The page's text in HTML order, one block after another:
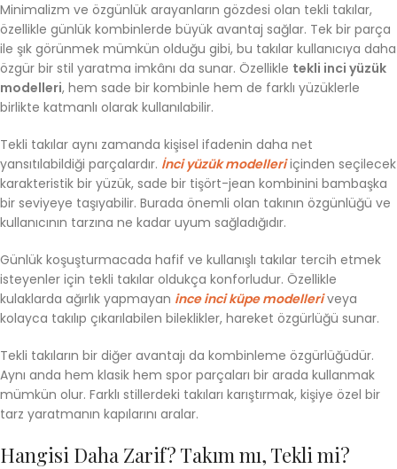
Minimalizm ve özgünlük arayanların gözdesi olan tekli takılar,
özellikle günlük kombinlerde büyük avantaj sağlar. Tek bir parça
ile şık görünmek mümkün olduğu gibi, bu takılar kullanıcıya daha
özgür bir stil yaratma imkânı da sunar. Özellikle tekli inci yüzük
modelleri, hem sade bir kombinle hem de farklı yüzüklerle
birlikte katmanlı olarak kullanılabilir.
Tekli takılar aynı zamanda kişisel ifadenin daha net
yansıtılabildiği parçalardır. İnci yüzük modelleriiçinden seçilecek
karakteristik bir yüzük, sade bir tişört-jean kombinini bambaşka
bir seviyeye taşıyabilir. Burada önemli olan takının özgünlüğü ve
kullanıcının tarzına ne kadar uyum sağladığıdır.
Günlük koşuşturmacada hafif ve kullanışlı takılar tercih etmek
isteyenler için tekli takılar oldukça konforludur. Özellikle
kulaklarda ağırlık yapmayan ince inci küpe modelleriveya
kolayca takılıp çıkarılabilen bileklikler, hareket özgürlüğü sunar.
Tekli takıların bir diğer avantajı da kombinleme özgürlüğüdür.
Aynı anda hem klasik hem spor parçaları bir arada kullanmak
mümkün olur. Farklı stillerdeki takıları karıştırmak, kişiye özel bir
tarz yaratmanın kapılarını aralar.
Hangisi Daha Zarif? Takım mı, Tekli mi?